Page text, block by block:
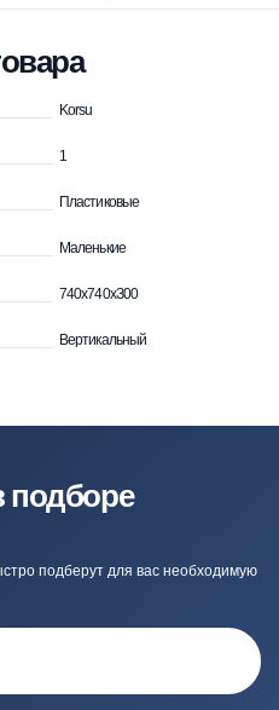
Korsu
1
Пластиковые
Маленькие
740x740xЗ00
Вертикальный
подберут для вас необходимую